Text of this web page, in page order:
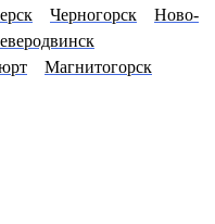
Черногорск
Ново-
Магнитогорск